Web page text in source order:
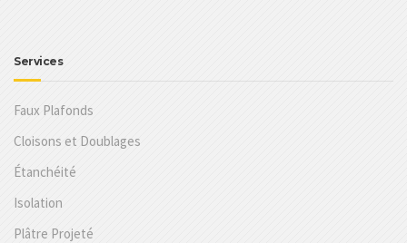
Services
Faux Plafonds
Cloisons et Doublages
Étanchéité
Isolation
Plâtre Projeté